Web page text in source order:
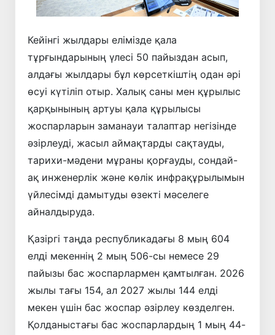
Кейінгі жылдары елімізде қала
тұрғындарының үлесі 50 пайыздан асып,
алдағы жылдары бұл көрсеткіштің одан әрі
өсуі күтіліп отыр. Халық саны мен құрылыс
қарқынының артуы қала құрылысы
жоспарларын заманауи талаптар негізінде
әзірлеуді, жасыл аймақтарды сақтауды,
тарихи-мәдени мұраны қорғауды, сондай-
ақ инженерлік және көлік инфрақұрылымын
үйлесімді дамытуды өзекті мәселеге
айналдыруда.
Қазіргі таңда республикадағы 8 мың 604
елді мекеннің 2 мың 506-сы немесе 29
пайызы бас жоспарлармен қамтылған. 2026
жылы тағы 154, ал 2027 жылы 144 елді
мекен үшін бас жоспар әзірлеу көзделген.
Қолданыстағы бас жоспарлардың 1 мың 44-